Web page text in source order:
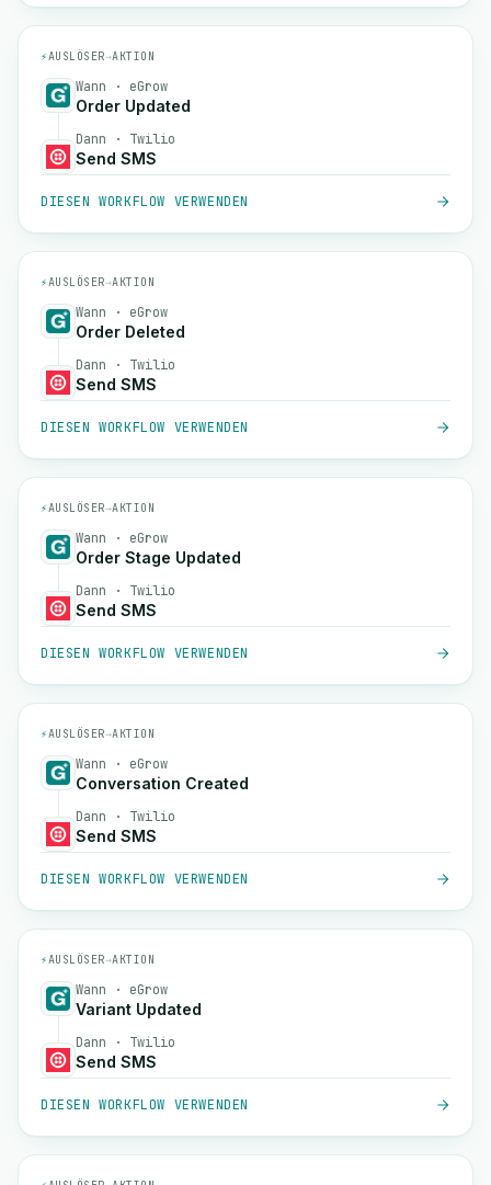
⚡AUSLÖSER→AKTION
Wann · eGrow
Order Updated
Dann · Twilio
Send SMS
DIESEN WORKFLOW VERWENDEN
⚡AUSLÖSER→AKTION
Wann · eGrow
Order Deleted
Dann · Twilio
Send SMS
DIESEN WORKFLOW VERWENDEN
⚡AUSLÖSER→AKTION
Wann · eGrow
Order Stage Updated
Dann · Twilio
Send SMS
DIESEN WORKFLOW VERWENDEN
⚡AUSLÖSER→AKTION
Wann · eGrow
Conversation Created
Dann · Twilio
Send SMS
DIESEN WORKFLOW VERWENDEN
⚡AUSLÖSER→AKTION
Wann · eGrow
Variant Updated
Dann · Twilio
Send SMS
DIESEN WORKFLOW VERWENDEN